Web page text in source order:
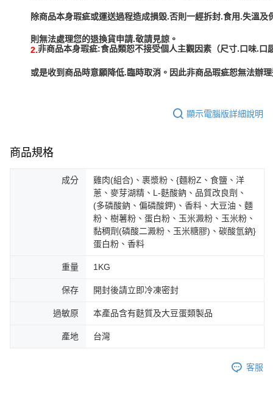
除商品本身瑕疵或運送過程造成損毀.否則一經拆封.食用.失溫及
2.非商品本身瑕疵:食品類恕不接受個人主觀因素（尺寸.口味.口
或是收到商品時意願降低.臨時取消。因此非商品瑕疵恕無法辦
顯示電腦版詳細說明
商品規格
成分
雞肉(組合)、裹漿粉、{麵粉Z、食鹽、洋
蔥、麥芽湖精、L-麩酸鈉、品質改良劑、
(多磷酸鈉、偏磷酸鉀)、香料、大豆油、麵
粉、樹薯粉、蛋白粉、玉米澱粉、玉米粉、
黏稠劑(磷酸二澱粉、玉米糖膠)、碳酸氫鈉}
蛋白粉、香料
重量 1KG
保存 開封後請立即冷凍密封
過敏原 本產品含有麩質及大豆蛋類製品
產地 台灣
客服